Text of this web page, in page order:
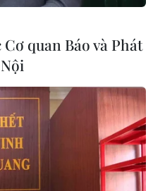
quan Báo và Phát